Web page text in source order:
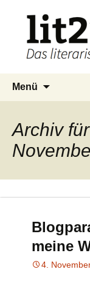
Menü
Archiv
meine
4.